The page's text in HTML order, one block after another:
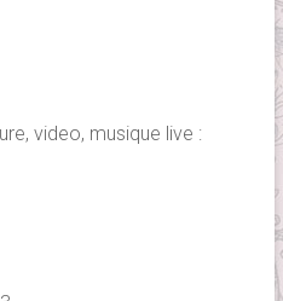
video, musique live :